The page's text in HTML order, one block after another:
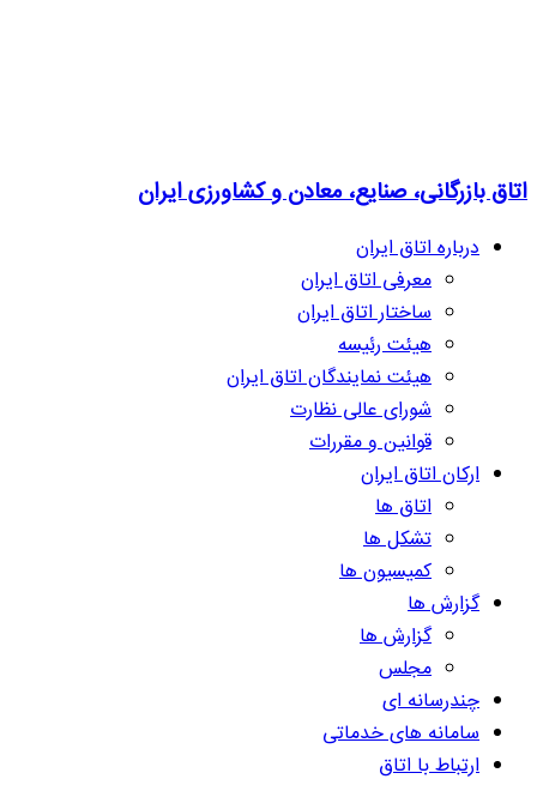
اتاق بازرگانی، صنایع، معادن و کشاورزی ایران
درباره اتاق ایران
معرفی اتاق ایران
ساختار اتاق ایران
هیئت رئیسه
هیئت نمایندگان اتاق ایران
شورای عالی نظارت
قوانین و مقررات
ارکان اتاق ایران
اتاق ها
تشکل ها
کمیسیون ها
گزارش ها
گزارش ها
مجلس
چندرسانه ای
سامانه های خدماتی
ارتباط با اتاق